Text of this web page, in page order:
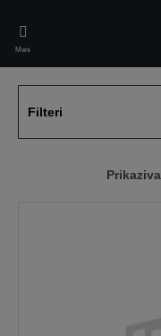
main
content
Meni
Filteri